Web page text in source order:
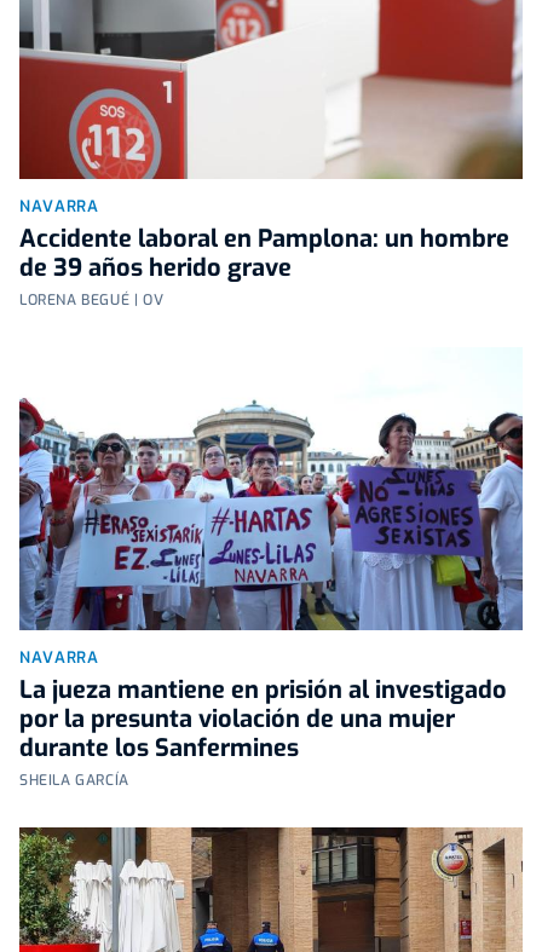
NAVARRA
Accidente laboral en Pamplona: un hombre
de 39 años herido grave
LORENA BEGUÉ | OV
NAVARRA
La jueza mantiene en prisión al investigado
por la presunta violación de una mujer
durante los Sanfermines
SHEILA GARCÍA